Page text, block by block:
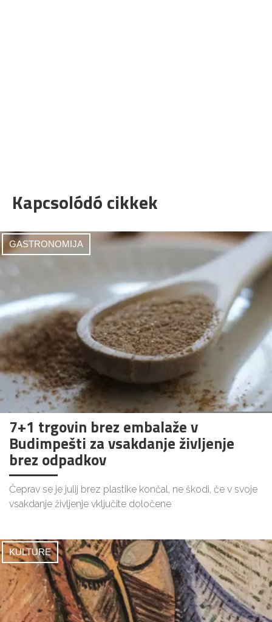
Kapcsolódó cikkek
GASTRONOMIJA
7+1 trgovin brez embalaže v
Budimpešti za vsakdanje življenje
brez odpadkov
Čeprav se je julij brez plastike končal, ne škodi, če v svoje
vsakdanje življenje vključite določene
KULTURE